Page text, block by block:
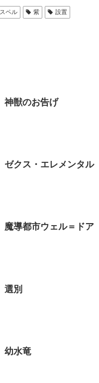
スペル 紫 設置
神獣のお告げ
ゼクス・エレメンタル
魔導都市ウェル＝ドア
選別
幼水竜